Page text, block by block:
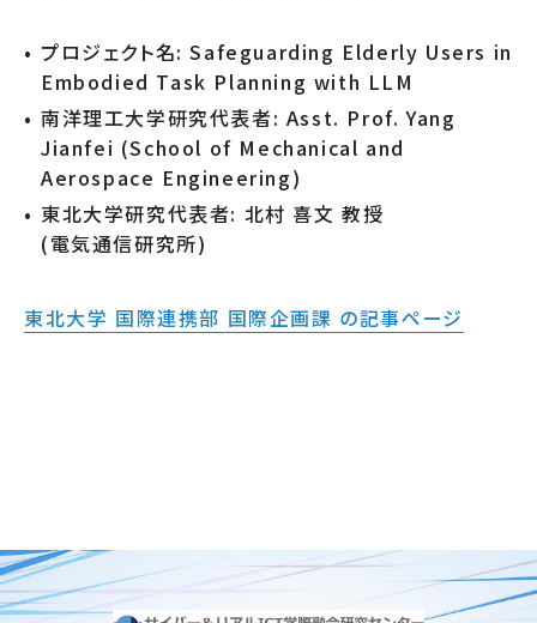
プロジェクト名: Safeguarding Elderly Users in
Embodied Task Planning with LLM
南洋理工大学研究代表者: Asst. Prof. Yang
Jianfei (School of Mechanical and
Aerospace Engineering)
東北大学研究代表者: 北村 喜文 教授
(電気通信研究所)
東北大学 国際連携部 国際企画課 の記事ページ